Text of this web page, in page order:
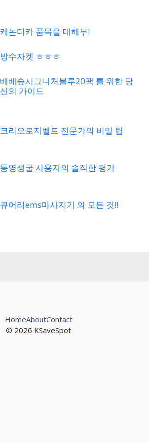
캐논디카 품목을 대해부!
방수자켓 ㅎㅎㅎ
베베숲시그니처블루20팩 를 위한 당
신의 가이드
크리오로지벨트 전문가의 비밀 팁
통영생굴 사용자의 솔직한 평가
큐어리ems마사지기 의 모든 것!!
© 2026 KSaveSpot
HomeAboutContact